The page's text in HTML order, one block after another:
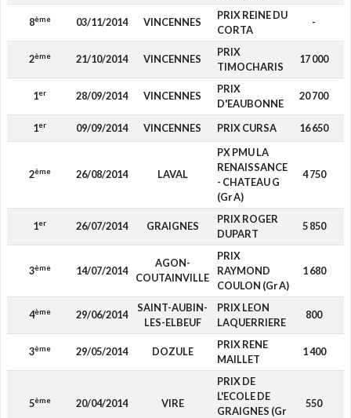
8ème 03/11/2014 VINCENNES
PRIX REINE DU
CORTA
-
2ème 21/10/2014 VINCENNES
PRIX
TIMOCHARIS
17 000
1er 28/09/2014 VINCENNES
PRIX
D'EAUBONNE
20 700
1er 09/09/2014 VINCENNES PRIX CURSA 16 650
2ème 26/08/2014 LAVAL
PX PMU LA
RENAISSANCE
- CHATEAU G
(Gr A)
4 750
1er 26/07/2014 GRAIGNES
PRIX ROGER
DUPART
5 850
3ème 14/07/2014
AGON-
COUTAINVILLE
PRIX
RAYMOND
COULON (Gr A)
1 680
4ème 29/06/2014
SAINT-AUBIN-
LES-ELBEUF
PRIX LEON
LAQUERRIERE
800
3ème 29/05/2014 DOZULE
PRIX RENE
MAILLET
1 400
5ème 20/04/2014 VIRE
PRIX DE
L'ECOLE DE
GRAIGNES (Gr
550